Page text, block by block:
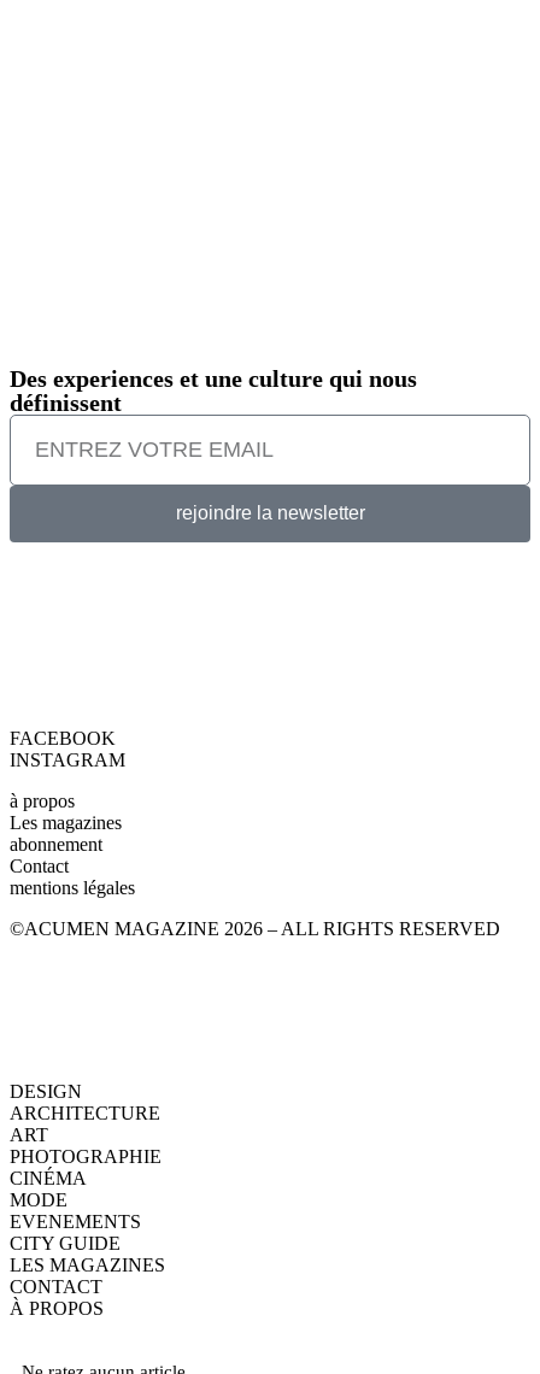
Des experiences et une culture qui nous
définissent
rejoindre la newsletter
FACEBOOK
INSTAGRAM
à propos
Les magazines
abonnement
Contact
mentions légales
©ACUMEN MAGAZINE 2026 – ALL RIGHTS RESERVED
DESIGN
ARCHITECTURE
ART
PHOTOGRAPHIE
CINÉMA
MODE
EVENEMENTS
CITY GUIDE
LES MAGAZINES
CONTACT
À PROPOS